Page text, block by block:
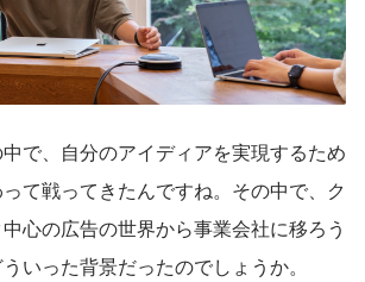
で、自分のアイディアを実現するため
て戦ってきたんですね。その中で、ク
心の広告の世界から事業会社に移ろう
いった背景だったのでしょうか。